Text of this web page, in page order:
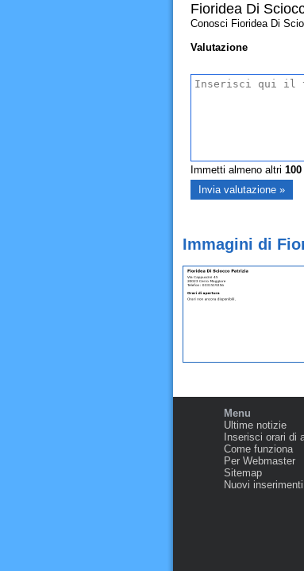
Fioridea Di
Conosci Fioridea Di
Valutazione
Immetti almeno altri 100
Immagini di
Menu
Ultime notizie
Inserisci orari di
Come funziona
Per Webmaster
Sitemap
Nuovi inserimenti